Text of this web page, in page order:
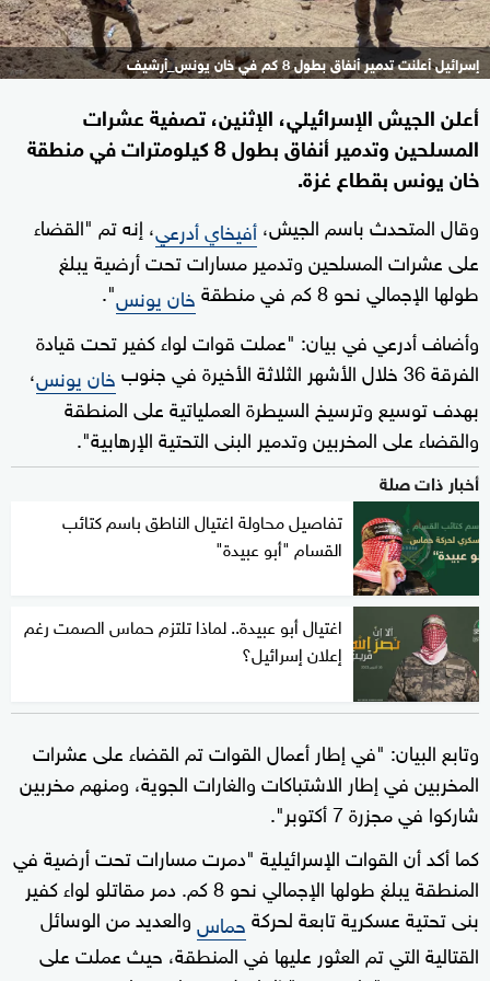
إسرائيل أعلنت تدمير أنفاق بطول 8 كم في خان يونس_أرشيف
أعلن الجيش الإسرائيلي، الإثنين، تصفية عشرات
المسلحين وتدمير أنفاق بطول 8 كيلومترات في منطقة
خان يونس بقطاع غزة.
وقال المتحدث باسم الجيش،أفيخاي أدرعي، إنه تم "القضاء
على عشرات المسلحين وتدمير مسارات تحت أرضية يبلغ
طولها الإجمالي نحو 8 كم في منطقة
خان يونس".
وأضاف أدرعي في بيان: "عملت قوات لواء كفير تحت قيادة
الفرقة 36 خلال الأشهر الثلاثة الأخيرة في جنوب
خان يونس،
بهدف توسيع وترسيخ السيطرة العملياتية على المنطقة
والقضاء على المخربين وتدمير البنى التحتية الإرهابية".
أخبار ذات صلة
تفاصيل محاولة اغتيال الناطق باسم كتائب
القسام "أبو عبيدة"
اغتيال أبو عبيدة.. لماذا تلتزم حماس الصمت رغم
إعلان إسرائيل؟
وتابع البيان: "في إطار أعمال القوات تم القضاء على عشرات
المخربين في إطار الاشتباكات والغارات الجوية، ومنهم مخربين
شاركوا في مجزرة 7 أكتوبر".
كما أكد أن القوات الإسرائيلية "دمرت مسارات تحت أرضية في
المنطقة يبلغ طولها الإجمالي نحو 8 كم. دمر مقاتلو لواء كفير
بنى تحتية عسكرية تابعة لحركةحماسوالعديد من الوسائل
القتالية التي تم العثور عليها في المنطقة، حيث عملت على